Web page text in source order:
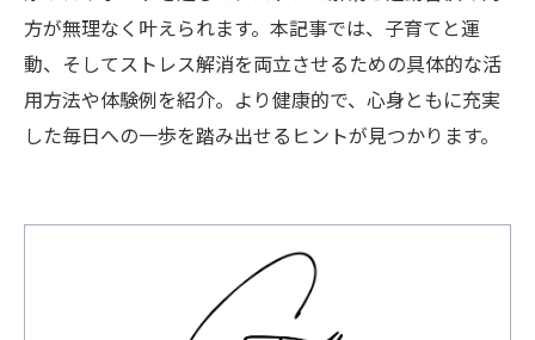
方が無理なく叶えられます。本記事では、子育てと運
動、そしてストレス解消を両立させるための具体的な活
用方法や体験例を紹介。より健康的で、心身ともに充実
した毎日への一歩を踏み出せるヒントが見つかります。